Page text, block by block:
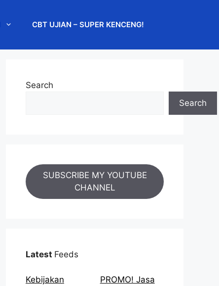
CBT UJIAN – SUPER KENCENG!
Search
Search
SUBSCRIBE MY YOUTUBE
CHANNEL
Latest Feeds
Kebijakan
PROMO! Jasa